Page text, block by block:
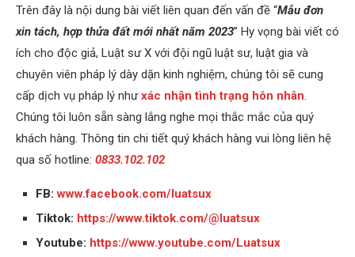
Trên đây là nội dung bài viết liên quan đến vấn đề “Mẫu đơn
xin tách, hợp thửa đất mới nhất năm 2023” Hy vọng bài viết có
ích cho độc giả, Luật sư X với đội ngũ luật sư, luật gia và
chuyên viên pháp lý dày dặn kinh nghiệm, chúng tôi sẽ cung
cấp dịch vụ pháp lý nhưxác nhận tình trạng hôn nhân.
Chúng tôi luôn sẵn sàng lắng nghe mọi thắc mắc của quý
khách hàng. Thông tin chi tiết quý khách hàng vui lòng liên hệ
qua số hotline: 0833.102.102
FB:www.facebook.com/luatsux
Tiktok: https://www.tiktok.com/@luatsux
Youtube: https://www.youtube.com/Luatsux